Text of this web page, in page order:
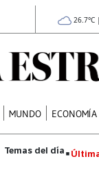
26.7°C
MUNDO ECONOMÍA